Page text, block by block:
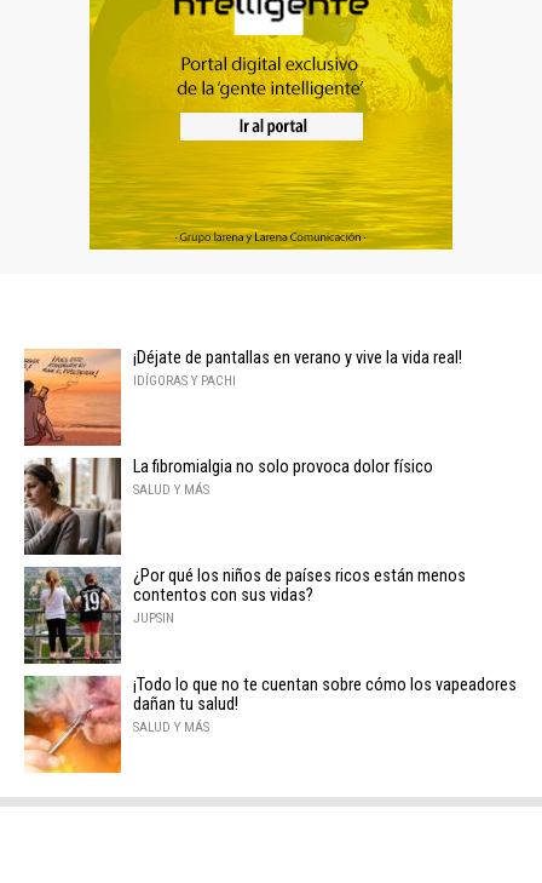
¡Déjate de pantallas en verano y vive la vida real!
IDÍGORAS Y PACHI
La fibromialgia no solo provoca dolor físico
SALUD Y MÁS
¿Por qué los niños de países ricos están menos
contentos con sus vidas?
JUPSIN
¡Todo lo que no te cuentan sobre cómo los vapeadores
dañan tu salud!
SALUD Y MÁS